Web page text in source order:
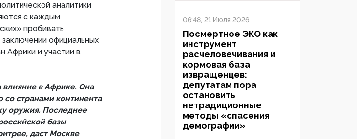
аналитики
с каждым
пробивать
официальных
Африки и участии в
влияние в Африке. Она
странами континента
оружия. Последнее
базы
даст Москве
06:48, 21 Июля 2026
Посмертное ЭКО как
инструмент
расчеловечивания и
кормовая база
извращенцев:
депутатам пора
остановить
нетрадиционные
методы «спасения
демографии»